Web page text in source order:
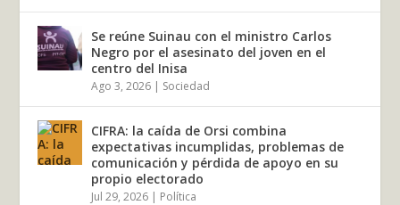
Se reúne Suinau con el ministro Carlos
Negro por el asesinato del joven en el
centro del Inisa
Ago 3, 2026 | Sociedad
CIFRA: la caída de Orsi combina
expectativas incumplidas, problemas de
comunicación y pérdida de apoyo en su
propio electorado
Jul 29, 2026 | Política